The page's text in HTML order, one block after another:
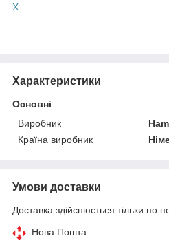
X
Характеристики
Основні
Виробник
Країна виробник
Умови доставки
Доставка здійснюється тільки по
Нова Пошта